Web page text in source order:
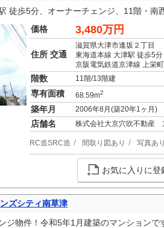
徒歩5分、オーナーチェンジ、11階・南
価格
3,480万円
住所 交通
滋賀県大津市逢坂２丁目
東海道本線 大津駅 徒歩5分
京阪電気鉄道京津線 上栄
階数 11階/13階建
専有面積 68.59m2
築年月 2006年8月(築20年1ヶ月)
店舗名 株式会社大京穴吹不動産
RC造SRC造 間取り図あり 写真あり
お気に入りに登
ズシティ南草津
ジ物件！令和5年1月建築のマンション